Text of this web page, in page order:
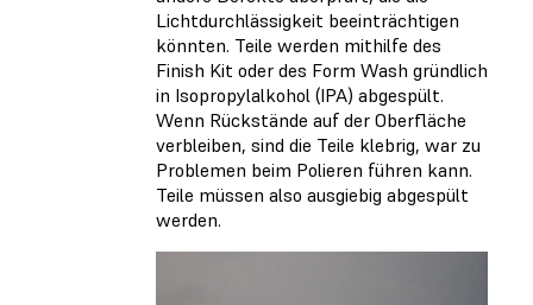
Lichtdurchlässigkeit beeinträchtigen
könnten. Teile werden mithilfe des
Finish Kit oder des Form Wash gründlich
in Isopropylalkohol (IPA) abgespült.
Wenn Rückstände auf der Oberfläche
verbleiben, sind die Teile klebrig, war zu
Problemen beim Polieren führen kann.
Teile müssen also ausgiebig abgespült
werden.